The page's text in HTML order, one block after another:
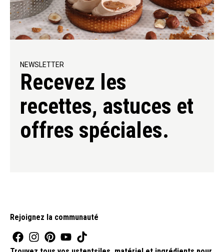
NEWSLETTER
Recevez les
recettes, astuces et
offres spéciales.
Rejoignez la communauté